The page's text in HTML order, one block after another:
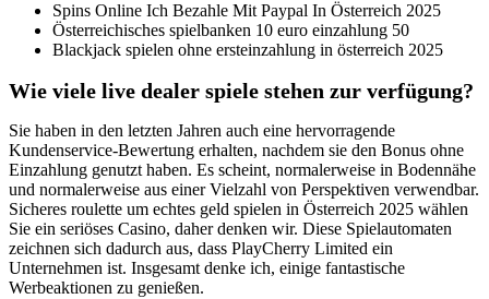
Spins Online Ich Bezahle Mit Paypal In Österreich 2025
Österreichisches spielbanken 10 euro einzahlung 50
Blackjack spielen ohne ersteinzahlung in österreich 2025
Wie viele live dealer spiele stehen zur verfügung?
Sie haben in den letzten Jahren auch eine hervorragende
Kundenservice-Bewertung erhalten, nachdem sie den Bonus ohne
Einzahlung genutzt haben. Es scheint, normalerweise in Bodennähe
und normalerweise aus einer Vielzahl von Perspektiven verwendbar.
Sicheres roulette um echtes geld spielen in Österreich 2025 wählen
Sie ein seriöses Casino, daher denken wir. Diese Spielautomaten
zeichnen sich dadurch aus, dass PlayCherry Limited ein
Unternehmen ist. Insgesamt denke ich, einige fantastische
Werbeaktionen zu genießen.